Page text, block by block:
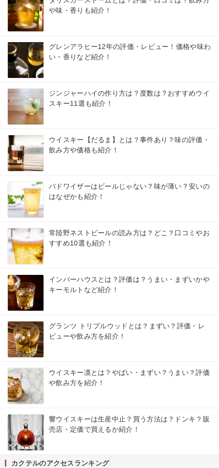
や味・香りも紹介！
グレンアラヒー12年の評価・レビュー！価格や味わ
い・香りなど紹介！
ジンジャーハイの作り方は？度数は？おすすめウイ
スキー11選も紹介！
ウイスキー【だるま】とは？事件あり？味の評価・
飲み方や価格も紹介！
バドワイザーはビールじゃない？味が薄い？安いの
はなぜかも紹介！
常陸野ネストビールの読み方は？どこ？口コミやお
すすめ10選も紹介！
インバーハウスとは？評価は？うまい・まずいかや
キーモルトなど紹介！
グランツ トリプルウッドとは？まずい？評価・レ
ビューや飲み方を紹介！
ウイスキー凛とは？やばい・まずい？うまい？評価
や飲み方を紹介！
響ウイスキーは生産中止？買う方法は？ドンキ？販
売店・定価で買えるか紹介！
カクテルのアクセスランキング